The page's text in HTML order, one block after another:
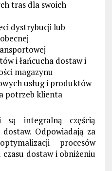
tras dla swoich
dystrybucji lub
i łańcucha dostaw i
magazynu
usług i produktów
potrzeb klienta
są integralną częścią
dostaw. Odpowiadają za
procesów
dostaw i obniżeniu